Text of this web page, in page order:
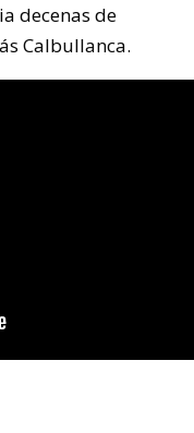
decenas de
Calbullanca.